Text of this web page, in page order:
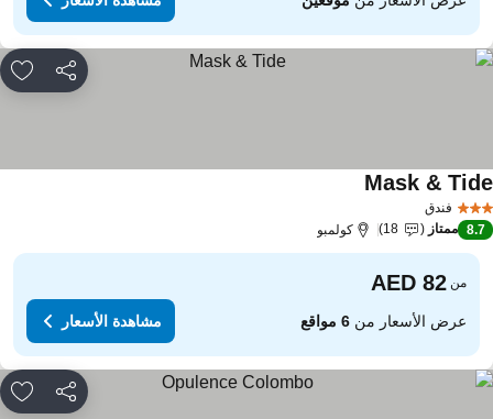
مشاركة
فندق
Mask &مشاهدة الأسعار
8.7 ممتاز 18 كولمبو
من
عرض الأسعار من6 مواقع مشاهدة الأسعار
مشاركة